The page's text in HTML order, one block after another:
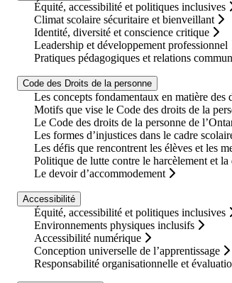
Équité, accessibilité et politiques inclusives
Climat scolaire sécuritaire et bienveillant
Identité, diversité et conscience critique
Leadership et développement professionnel
Pratiques pédagogiques et relations
Code des Droits de la personne
Les concepts fondamentaux en matière
Motifs que vise le Code des droits de la
Le Code des droits de la personne de
Les formes d’injustices dans le cadre
Les défis que rencontrent les élèves et les
Politique de lutte contre le harcèlement et
Le devoir d’accommodement
Accessibilité
Équité, accessibilité et politiques inclusives
Environnements physiques inclusifs
Accessibilité numérique
Conception universelle de l’apprentissage
Responsabilité organisationnelle et